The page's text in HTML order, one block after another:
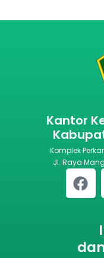
Kantor
Komplek
Jl. Raya